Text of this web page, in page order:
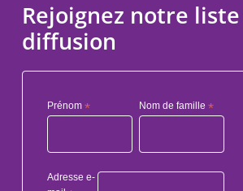
Rejoignez notre
diffusion
Prénom * Nom de famille*
Adresse e-